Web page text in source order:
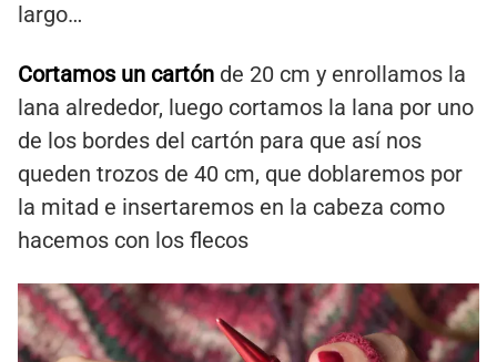
largo…
Cortamos un cartón de 20 cm y enrollamos la
lana alrededor, luego cortamos la lana por uno
de los bordes del cartón para que así nos
queden trozos de 40 cm, que doblaremos por
la mitad e insertaremos en la cabeza como
hacemos con los flecos